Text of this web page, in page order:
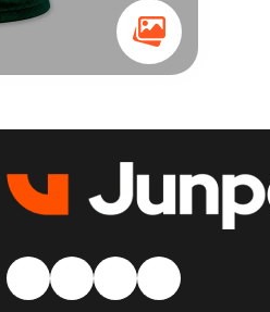
Ícone Galeria
Instagram Ícone
Facebook Ícone
Twitter Ícone
Google Ícone